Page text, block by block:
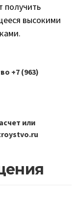
получить
высокими
+7 (963)
или